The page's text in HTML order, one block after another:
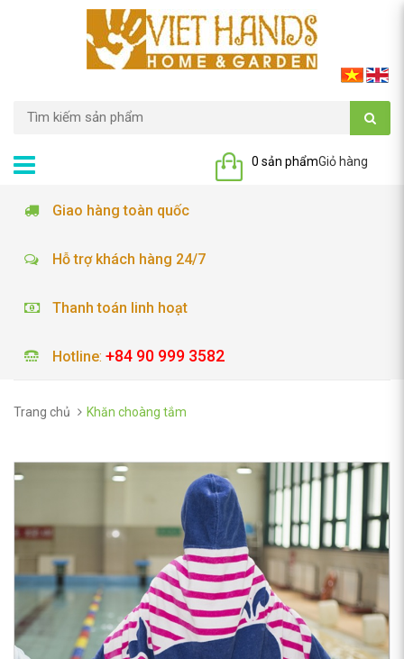
Giỏ hàng
0 sản phẩm
Giao hàng toàn quốc
Hỗ trợ khách hàng 24/7
Thanh toán linh hoạt
Hotline: +84 90 999 3582
Trang chủ Khăn choàng tắm